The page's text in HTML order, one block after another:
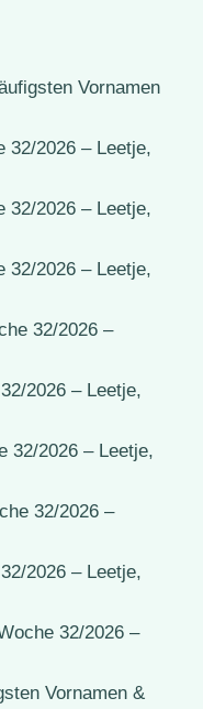
Vornamen
32/2026 – Leetje,
32/2026 – Leetje,
32/2026 – Leetje,
32/2026 –
2026 – Leetje,
32/2026 – Leetje,
32/2026 –
2026 – Leetje,
32/2026 –
Vornamen &